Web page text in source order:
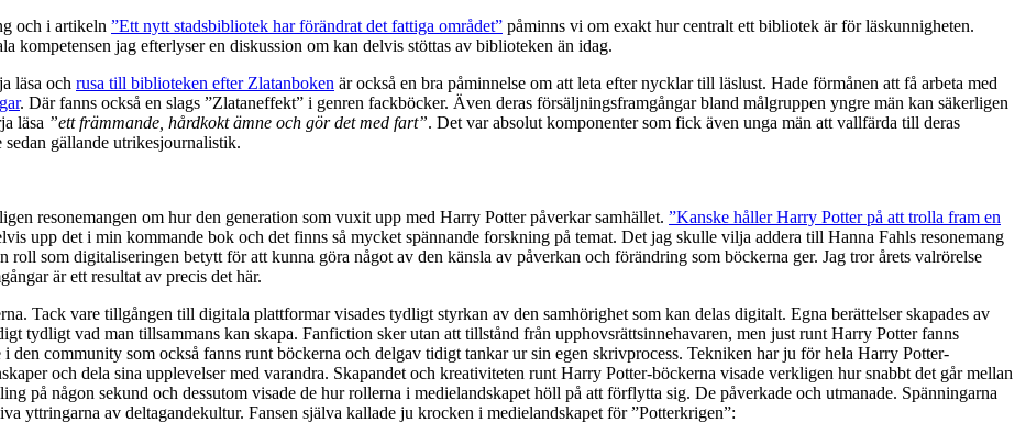
och i artikeln ”Ett nytt stadsbibliotek har förändrat det fattiga området” påminns vi om exakt hur centralt ett bibliotek är för läskunnigheten.
jag efterlyser en diskussion om kan delvis stöttas av biblioteken än idag.
läsa och rusa till biblioteken efter Zlatanboken är också en bra påminnelse om att leta efter nycklar till läslust. Hade förmånen att få arbeta med
. Där fanns också en slags ”Zlataneffekt” i genren fackböcker. Även deras försäljningsframgångar bland målgruppen yngre män kan säkerligen
läsa ”ett främmande, hårdkokt ämne och gör det med fart”. Det var absolut komponenter som fick även unga män att vallfärda till deras
gällande utrikesjournalistik.
resonemangen om hur den generation som vuxit upp med Harry Potter påverkar samhället. ”Kanske håller Harry Potter på att trolla fram en
upp det i min kommande bok och det finns så mycket spännande forskning på temat. Det jag skulle vilja addera till Hanna Fahls resonemang
som digitaliseringen betytt för att kunna göra något av den känsla av påverkan och förändring som böckerna ger. Jag tror årets valrörelse
är ett resultat av precis det här.
Tack vare tillgången till digitala plattformar visades tydligt styrkan av den samhörighet som kan delas digitalt. Egna berättelser skapades av
tydligt vad man tillsammans kan skapa. Fanfiction sker utan att tillstånd från upphovsrättsinnehavaren, men just runt Harry Potter fanns
community som också fanns runt böckerna och delgav tidigt tankar ur sin egen skrivprocess. Tekniken har ju för hela Harry Potter-
och dela sina upplevelser med varandra. Skapandet och kreativiteten runt Harry Potter-böckerna visade verkligen hur snabbt det går mellan
på någon sekund och dessutom visade de hur rollerna i medielandskapet höll på att förflytta sig. De påverkade och utmanade. Spänningarna
yttringarna av deltagandekultur. Fansen själva kallade ju krocken i medielandskapet för ”Potterkrigen”: